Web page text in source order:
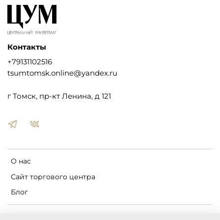
О нас
Сайт торгового центра
Блог
Контакты
+79131102516
tsumtomsk.online@yandex.ru
г Томск, пр-кт Ленина, д 121